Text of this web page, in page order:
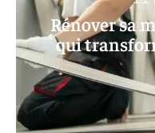
Rénover sa
qui